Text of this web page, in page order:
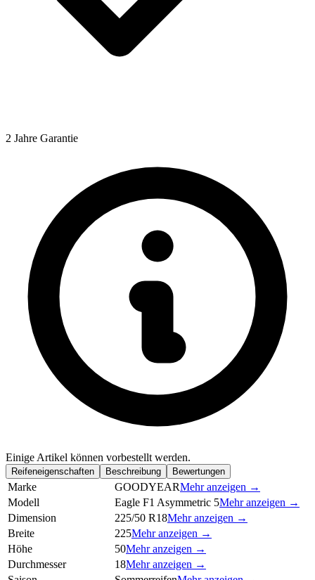
2 Jahre Garantie
Einige Artikel können vorbestellt werden.
Reifeneigenschaften Beschreibung Bewertungen
Marke GOODYEARMehr anzeigen →
Modell
Eagle F1 Asymmetric 5Mehr anzeigen →
Dimension
225/50 R18Mehr anzeigen →
Breite
225Mehr anzeigen →
Höhe
50Mehr anzeigen →
Durchmesser
18Mehr anzeigen →